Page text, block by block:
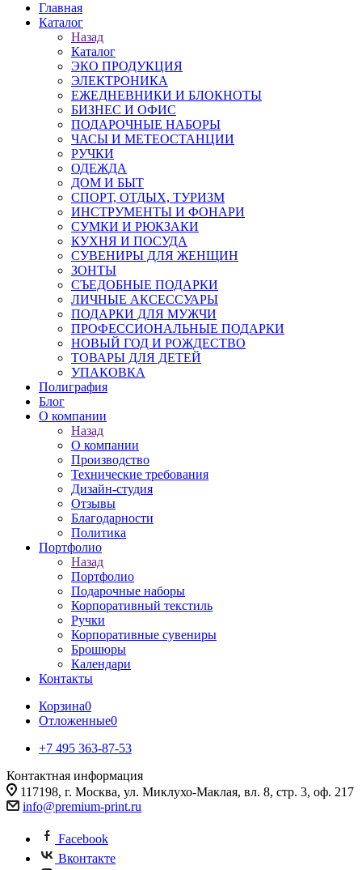
Главная
Каталог
Назад
Каталог
ЭКО ПРОДУКЦИЯ
ЭЛЕКТРОНИКА
ЕЖЕДНЕВНИКИ И БЛОКНОТЫ
БИЗНЕС И ОФИС
ПОДАРОЧНЫЕ НАБОРЫ
ЧАСЫ И МЕТЕОСТАНЦИИ
РУЧКИ
ОДЕЖДА
ДОМ И БЫТ
СПОРТ, ОТДЫХ, ТУРИЗМ
ИНСТРУМЕНТЫ И ФОНАРИ
СУМКИ И РЮКЗАКИ
КУХНЯ И ПОСУДА
СУВЕНИРЫ ДЛЯ ЖЕНЩИН
ЗОНТЫ
СЪЕДОБНЫЕ ПОДАРКИ
ЛИЧНЫЕ АКСЕССУАРЫ
ПОДАРКИ ДЛЯ МУЖЧИ
ПРОФЕССИОНАЛЬНЫЕ ПОДАРКИ
НОВЫЙ ГОД И РОЖДЕСТВО
ТОВАРЫ ДЛЯ ДЕТЕЙ
УПАКОВКА
Полиграфия
Блог
О компании
Назад
О компании
Производство
Технические требования
Дизайн-студия
Отзывы
Благодарности
Политика
Портфолио
Назад
Портфолио
Подарочные наборы
Корпоративный текстиль
Ручки
Корпоративные сувениры
Брошюры
Календари
Контакты
Корзина0
Отложенные0
+7 495 363-87-53
Контактная информация
117198, г. Москва, ул. Миклухо-Маклая, вл. 8, стр. 3, оф. 217
info@premium-print.ru
Facebook
Вконтакте